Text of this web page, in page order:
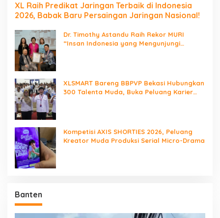
XL Raih Predikat Jaringan Terbaik di Indonesia
2026, Babak Baru Persaingan Jaringan Nasional!
Dr. Timothy Astandu Raih Rekor MURI
“Insan Indonesia yang Mengunjungi
XLSMART Bareng BBPVP Bekasi Hubungkan
300 Talenta Muda, Buka Peluang Karier
Kompetisi AXIS SHORTIES 2026, Peluang
Kreator Muda Produksi Serial Micro-Drama
Banten